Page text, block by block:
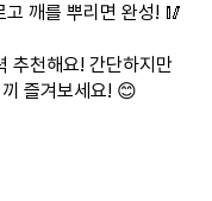
깨를 뿌리면 완성! 🥢
추천해요! 간단하지만
즐겨보세요! 😊